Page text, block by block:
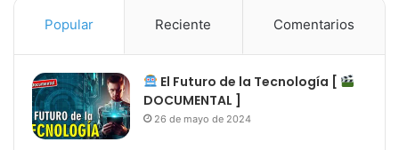
Popular Reciente Comentarios
El Futuro de la Tecnología [
DOCUMENTAL ]
26 de mayo de 2024